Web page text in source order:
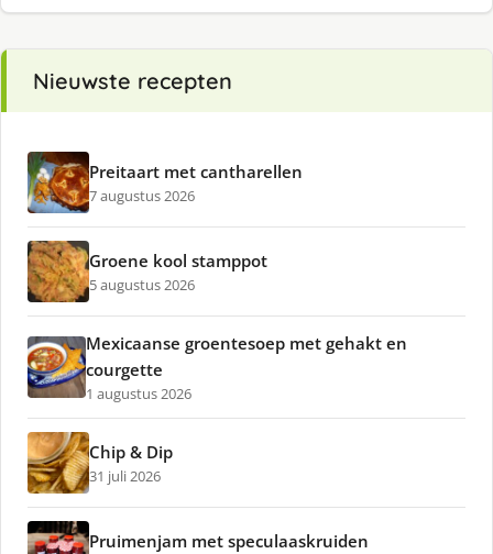
Nieuwste recepten
Preitaart met cantharellen
7 augustus 2026
Groene kool stamppot
5 augustus 2026
Mexicaanse groentesoep met gehakt en
courgette
1 augustus 2026
Chip & Dip
31 juli 2026
Pruimenjam met speculaaskruiden